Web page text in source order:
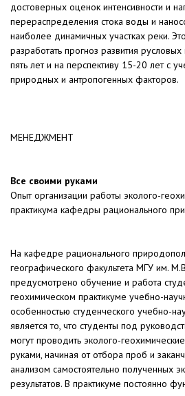
достоверных оценок интенсивности и
перераспределения стока воды и
наиболее динамичных участках реки.
разработать прогноз развития
пять лет и на перспективу 15-20 лет с
природных и антропогенных факторов.
МЕНЕДЖМЕНТ
Все своими руками
Опыт организации работы эколого-
практикума кафедры рационального
На кафедре рационального
географического факультета МГУ им.
предусмотрено обучение и работа
геохимическом практикуме учебно-
особенностью студенческого учебно-
является то, что студенты под
могут проводить эколого-
руками, начиная от отбора проб и
анализом самостоятельно полученных
результатов. В практикуме постоянно